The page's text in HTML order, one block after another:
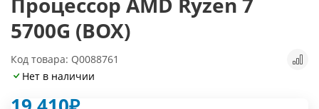
5700G (BOX)
Код товара: Q0088761
Нет в наличии